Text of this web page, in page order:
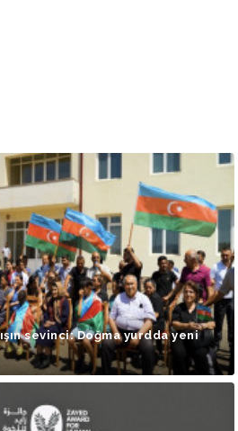
sevinci: Doğma yurdda yeni